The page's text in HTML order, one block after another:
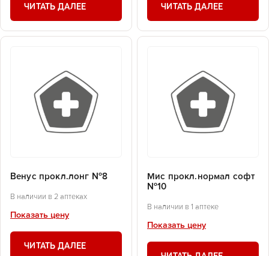
ЧИТАТЬ ДАЛЕЕ ЧИТАТЬ ДАЛЕЕ
Венус прокл.лонг №8
В наличии в 2 аптеках
Показать цену
ЧИТАТЬ ДАЛЕЕ
Мис прокл.нормал софт
№10
В наличии в 1 аптеке
Показать цену